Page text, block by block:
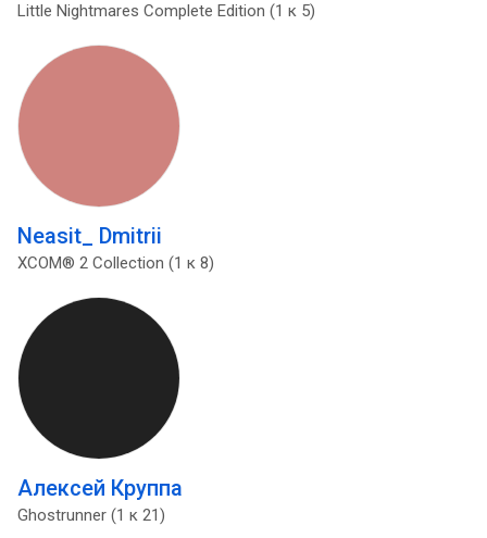
Little Nightmares Complete Edition (1 к 5)
Neasit_ Dmitrii
XCOM® 2 Collection (1 к 8)
Алексей Круппа
Ghostrunner (1 к 21)